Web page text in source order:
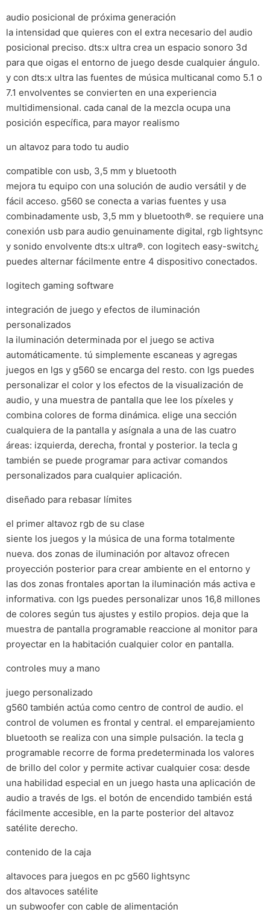
audio posicional de próxima generación
la intensidad que quieres con el extra necesario del audio
posicional preciso. dts:x ultra crea un espacio sonoro 3d
para que oigas el entorno de juego desde cualquier ángulo.
y con dts:x ultra las fuentes de música multicanal como 5.1 o
7.1 envolventes se convierten en una experiencia
multidimensional. cada canal de la mezcla ocupa una
posición específica, para mayor realismo
un altavoz para todo tu audio
compatible con usb, 3,5 mm y bluetooth
mejora tu equipo con una solución de audio versátil y de
fácil acceso. g560 se conecta a varias fuentes y usa
combinadamente usb, 3,5 mm y bluetooth®. se requiere una
conexión usb para audio genuinamente digital, rgb lightsync
y sonido envolvente dts:x ultra®. con logitech easy-switch¿
puedes alternar fácilmente entre 4 dispositivo conectados.
logitech gaming software
integración de juego y efectos de iluminación
personalizados
la iluminación determinada por el juego se activa
automáticamente. tú simplemente escaneas y agregas
juegos en lgs y g560 se encarga del resto. con lgs puedes
personalizar el color y los efectos de la visualización de
audio, y una muestra de pantalla que lee los píxeles y
combina colores de forma dinámica. elige una sección
cualquiera de la pantalla y asígnala a una de las cuatro
áreas: izquierda, derecha, frontal y posterior. la tecla g
también se puede programar para activar comandos
personalizados para cualquier aplicación.
diseñado para rebasar límites
el primer altavoz rgb de su clase
siente los juegos y la música de una forma totalmente
nueva. dos zonas de iluminación por altavoz ofrecen
proyección posterior para crear ambiente en el entorno y
las dos zonas frontales aportan la iluminación más activa e
informativa. con lgs puedes personalizar unos 16,8 millones
de colores según tus ajustes y estilo propios. deja que la
muestra de pantalla programable reaccione al monitor para
proyectar en la habitación cualquier color en pantalla.
controles muy a mano
juego personalizado
g560 también actúa como centro de control de audio. el
control de volumen es frontal y central. el emparejamiento
bluetooth se realiza con una simple pulsación. la tecla g
programable recorre de forma predeterminada los valores
de brillo del color y permite activar cualquier cosa: desde
una habilidad especial en un juego hasta una aplicación de
audio a través de lgs. el botón de encendido también está
fácilmente accesible, en la parte posterior del altavoz
satélite derecho.
contenido de la caja
altavoces para juegos en pc g560 lightsync
dos altavoces satélite
un subwoofer con cable de alimentación